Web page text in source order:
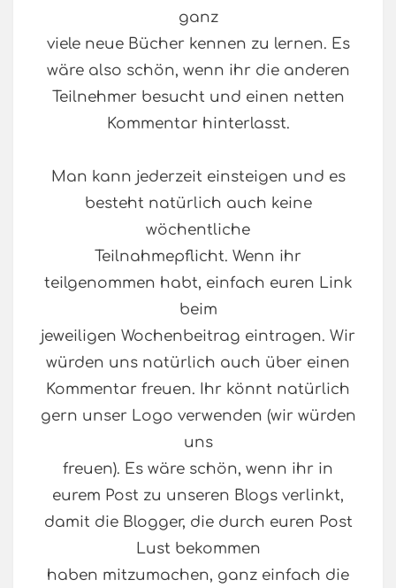
ganz
viele neue Bücher kennen zu lernen. Es
wäre also schön, wenn ihr die anderen
Teilnehmer besucht und einen netten
Kommentar hinterlasst.
Man kann jederzeit einsteigen und es
besteht natürlich auch keine
wöchentliche
Teilnahmepflicht. Wenn ihr
teilgenommen habt, einfach euren Link
beim
jeweiligen Wochenbeitrag eintragen. Wir
würden uns natürlich auch über einen
Kommentar freuen. Ihr könnt natürlich
gern unser Logo verwenden (wir würden
uns
freuen). Es wäre schön, wenn ihr in
eurem Post zu unseren Blogs verlinkt,
damit die Blogger, die durch euren Post
Lust bekommen
haben mitzumachen, ganz einfach die